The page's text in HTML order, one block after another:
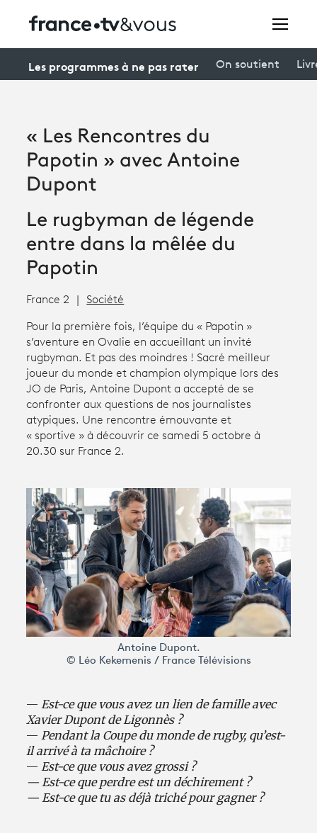
connexion
Avantages fidélité
Creators
À la une
Participer et assister à une émission
À votre écoute
Productions et innovation
Programme tv
Les programmes à ne pas rater On soutient
« Les Rencontres du
Papotin » avec Antoine
Dupont
Le rugbyman de légende
entre dans la mêlée du
Papotin
France 2 Société
Pour la première fois, l’équipe du « Papotin »
s’aventure en Ovalie en accueillant un invité
rugbyman. Et pas des moindres ! Sacré meilleur
joueur du monde et champion olympique lors des
JO de Paris, Antoine Dupont a accepté de se
confronter aux questions de nos journalistes
atypiques. Une rencontre émouvante et
« sportive » à découvrir ce samedi 5 octobre à
20.30 sur France 2.
Antoine Dupont.
© Léo Kekemenis / France Télévisions
— Est-ce que vous avez un lien de famille avec
Xavier Dupont de Ligonnès ?
— Pendant la Coupe du monde de rugby, qu’est-
il arrivé à ta mâchoire ?
— Est-ce que vous avez grossi ?
— Est-ce que perdre est un déchirement ?
— Est-ce que tu as déjà triché pour gagner ?